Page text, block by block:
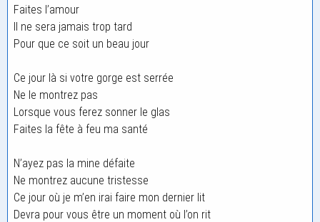
Faites l’amour
Il ne sera jamais trop tard
Pour que ce soit un beau jour
Ce jour là si votre gorge est serrée
Ne le montrez pas
Lorsque vous ferez sonner le glas
Faites la fête à feu ma santé
N’ayez pas la mine défaite
Ne montrez aucune tristesse
Ce jour où je m’en irai faire mon dernier lit
Devra pour vous être un moment où l’on rit